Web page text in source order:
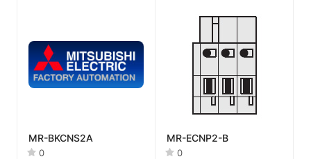
MR-BKCNS2A
0
MR-ECNP2-B
0